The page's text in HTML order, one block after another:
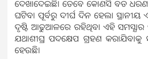
ଦେଖାଦେଇଛି। ତେବେ କୋଣସି ବଡ
ଘଟିବା ପୂର୍ବରୁ ଦୀର୍ଘ ଦିନ ହେଲା ସ୍ଥାନୀୟ
ଦୃଷ୍ଟି ଆଢୁଆଳରେ ରହିଥିବା ଏହି ସମସ୍ଯାର
ଯଥାଶୀଘ୍ର ପଦକ୍ଷେପ ଗ୍ରହଣ କରାଯିବାକୁ
ହେଉଛି।